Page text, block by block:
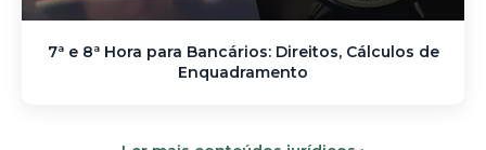
7ª e 8ª Hora para Bancários: Direitos, Cálculos de
Enquadramento